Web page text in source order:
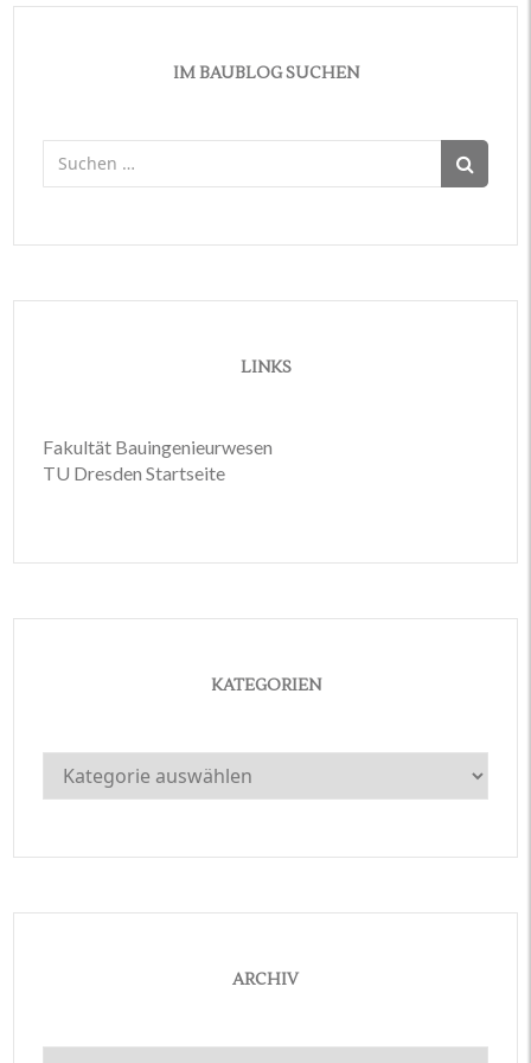
IM BAUBLOG SUCHEN
Suchen
nach:
LINKS
Fakultät Bauingenieurwesen
TU Dresden Startseite
KATEGORIEN
Kategorien
ARCHIV